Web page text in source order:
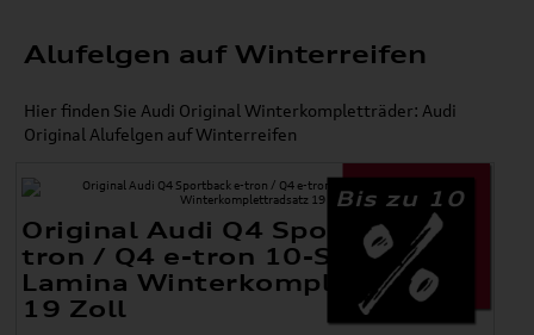
Alufelgen auf Winterreifen
Hier finden Sie Audi Original Winterkompletträder: Audi
Original Alufelgen auf Winterreifen
Bis zu 10
Original Audi Q4 Sportback e-
tron / Q4 e-tron 10-Speichen-
Lamina Winterkomplettradsatz
19 Zoll